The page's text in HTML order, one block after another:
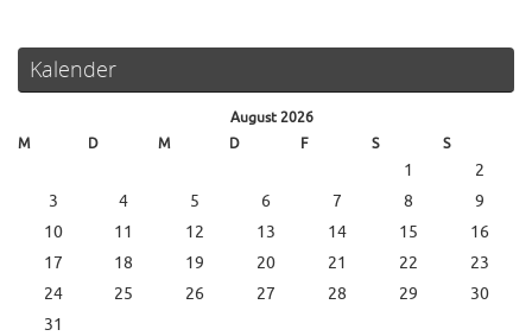
Kalender
August 2026
M
D M D F S S
1
2
3
4 5 6 7 8
9
10
11 12 13 14 15
16
17
18 19 20 21 22
23
24
25 26 27 28 29
30
31